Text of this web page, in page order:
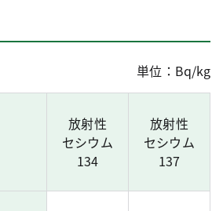
単位：Bq/kg
放射性
セシウム
134
放射性
セシウム
137